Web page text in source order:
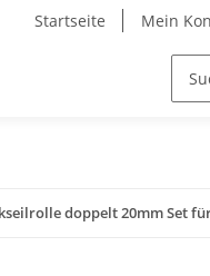
Startseite Mein
doppelt 20mm Set